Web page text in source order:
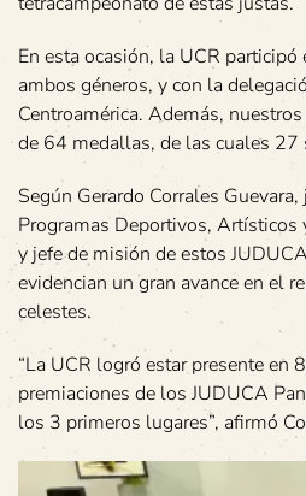
En esta ocasión, la UCR
ambos géneros, y con la
Centroamérica. Además,
de 64 medallas, de las cuales 27
Según Gerardo Corrales
Programas Deportivos, Artísticos
y jefe de misión de estos
evidencian un gran avance en el
celestes.
“La UCR logró estar presente en
premiaciones de los JUDUCA
los 3 primeros lugares”, afirmó